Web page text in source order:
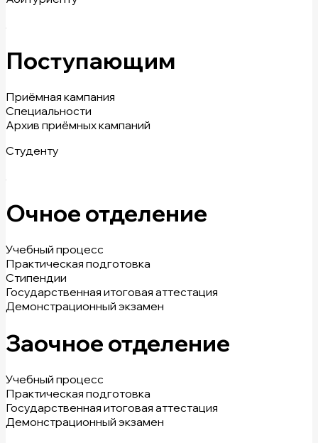
Поступающим
Приёмная кампания
Специальности
Архив приёмных кампаний
Студенту
Очное отделение
Учебный процесс
Практическая подготовка
Стипендии
Государственная итоговая аттестация
Демонстрационный экзамен
Заочное отделение
Учебный процесс
Практическая подготовка
Государственная итоговая аттестация
Демонстрационный экзамен